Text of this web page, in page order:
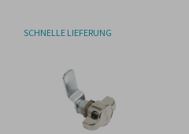
SCHNELLE LIEFERUNG